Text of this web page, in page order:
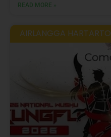
READ MORE »
AIRLANGGA HARTARTO